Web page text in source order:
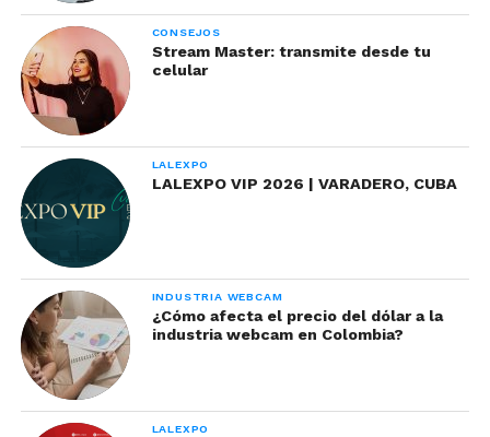
¿Qué esperas?Renueva tus oufit y se la sensación
del chat.
CONSEJOS
Stream Master: transmite desde tu
celular
LALEXPO
LALEXPO VIP 2026 | VARADERO, CUBA
INDUSTRIA WEBCAM
¿Cómo afecta el precio del dólar a la
industria webcam en Colombia?
LALEXPO